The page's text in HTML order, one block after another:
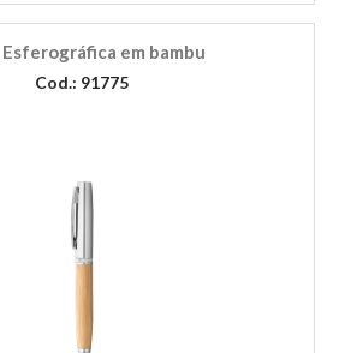
Esferográfica em bambu
Cod.: 91775